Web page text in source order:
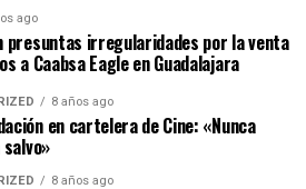
ago
presuntas irregularidades por la venta
a Caabsa Eagle en Guadalajara
8 años ago
en cartelera de Cine: «Nunca
8 años ago